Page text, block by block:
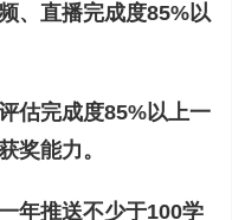
、直播完成度85%以
估完成度85%以上一
奖能力。
年推送不少于100学